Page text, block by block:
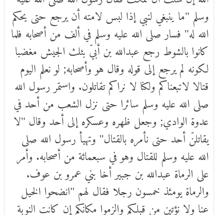
وسلم "ما ينبغي لنبي إذا لبس لامته أن يرجع حتى يحكم
الله له" فسار صلى الله عليه وسلم في ألف من أصحابه فلما
كانوا بالشوط رجع عبدالله بن أبيّ بثلث الجيش مغضبا
لكونه لم يرجع إلى قوله وقال هو وأصحابه; لو نعلم اليوم
قتالا لاتبعناكم ولكنا لا نراكم تقاتلون. واستمر رسول الله
صلى الله عليه وسلم سائرا حتى نزل الشعب من أحد في
عدوة الوادي; وجعل ظهره وعسكره إلى أحد وقال "لا
يقاتلنّ أحد حتى نأمره بالقتال" وتهيأ رسول الله صلى
الله عليه وسلم للقتال وهو في سبعمائة من أصحابه. وأمر
على الرماة عبدالله بن جبير أخا بني عمرو بن عوف.
والرماة يومئذ خمسون رجلا فقال لهم "انضحوا الخيل
عنا ولا نؤتين من قبلكم والزموا مكانكم إن كانت النوبة